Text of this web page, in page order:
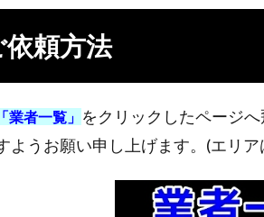
4.2
つま
式
キー
「イ
モビ
依頼方法
「業者一覧」 をクリックしたページ
ようお願い申し上げます。(エリ